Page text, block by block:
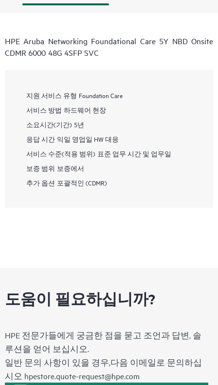
HPE Aruba Networking Foundational Care 5Y NBD Onsite
CDMR 6000 48G 4SFP SVC
지원 서비스 유형 Foundation Care
서비스 방법 하드웨어 현장
소요시간(기간) 5년
응답 시간 익일 영업일 HW 대응
서비스 수준(적용 범위) 표준 업무 시간 및 업무일
보증 범위 보증에서
추가 옵션 포괄적인 (CDMR)
도움이 필요하십니까?
HPE 전문가들에게 궁금한 점을 묻고 조언과 답변, 솔
루션을 얻어 보십시오.
일반 문의 사항이 있을 경우,다음 이메일로 문의하십
시오 hpestore.quote-request@hpe.com